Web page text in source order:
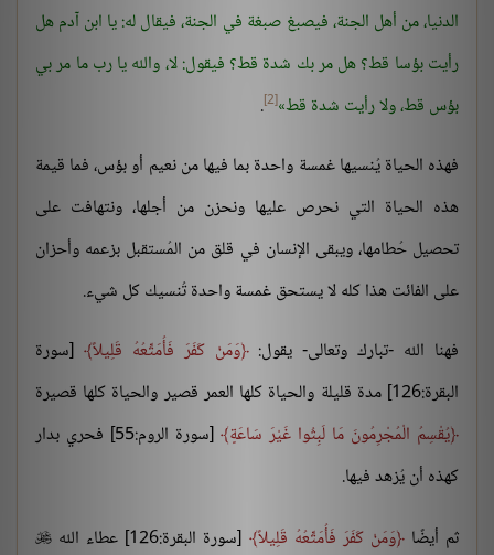
الدنيا، من أهل الجنة، فيصبغ صبغة في الجنة، فيقال له: يا ابن آدم هل
رأيت بؤسا قط؟ هل مر بك شدة قط؟ فيقول: لا، والله يا رب ما مر بي
بؤس قط، ولا رأيت شدة قط [2]
.
فهذه الحياة يُنسيها غمسة واحدة بما فيها من نعيم أو بؤس، فما قيمة
هذه الحياة التي نحرص عليها ونحزن من أجلها، ونتهافت على
تحصيل حُطامها، ويبقى الإنسان في قلق من المُستقبل بزعمه وأحزان
على الفائت هذا كله لا يستحق غمسة واحدة تُنسيك كل شيء.
فهنا الله -تبارك وتعالى- يقول: وَمَنْ كَفَرَ فَأُمَتِّعُهُ قَلِيلاً
[سورة
البقرة:126] مدة قليلة والحياة كلها العمر قصير والحياة كلها قصيرة
يُقْسِمُ الْمُجْرِمُونَ مَا لَبِثُوا غَيْرَ سَاعَةٍ
[سورة الروم:55] فحري بدار
كهذه أن يُزهد فيها.
ثم أيضًا وَمَنْ كَفَرَ فَأُمَتِّعُهُ قَلِيلاً [سورة البقرة:126] عطاء الله 